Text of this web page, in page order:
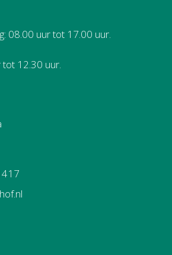
08.00 uur tot 17.00 uur.
12.30 uur.